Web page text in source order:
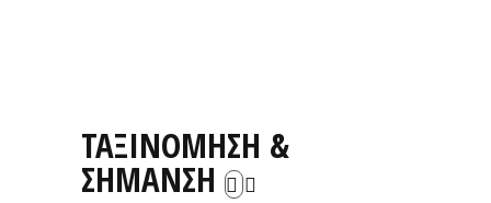
ΤΑΞΙΝΟΜΗΣΗ &
ΣΗΜΑΝΣΗ